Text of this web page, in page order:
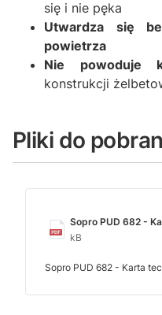
się i nie pęka
Utwardza się
powietrza
Nie powoduje
konstrukcji
Pliki do
Sopro PUD 682 -
kB
Sopro PUD 682 - Karta